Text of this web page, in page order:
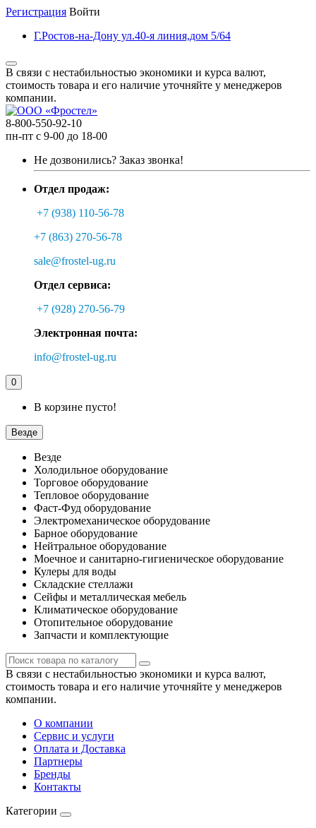
Регистрация Войти
Г.Ростов-на-Дону ул.40-я линия,дом 5/64
В связи с нестабильностью экономики и курса валют,
стоимость товара и его наличие уточняйте у менеджеров
компании.
8-800-550-92-10
пн-пт с 9-00 до 18-00
Не дозвонились? Заказ звонка!
Отдел продаж:
+7 (938) 110-56-78
+7 (863) 270-56-78
sale@frostel-ug.ru
Отдел сервиса:
+7 (928) 270-56-79
Электронная почта:
info@frostel-ug.ru
0
В корзине пусто!
Везде
Везде
Холодильное оборудование
Торговое оборудование
Тепловое оборудование
Фаст-Фуд оборудование
Электромеханическое оборудование
Барное оборудование
Нейтральное оборудование
Моечное и санитарно-гигиеническое оборудование
Кулеры для воды
Складские стеллажи
Сейфы и металлическая мебель
Климатическое оборудование
Отопительное оборудование
Запчасти и комплектующие
В связи с нестабильностью экономики и курса валют,
стоимость товара и его наличие уточняйте у менеджеров
компании.
О компании
Сервис и услуги
Оплата и Доставка
Партнеры
Бренды
Контакты
Категории